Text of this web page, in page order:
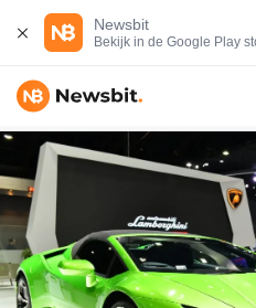
Newsbit
Bekijk in de Google Play